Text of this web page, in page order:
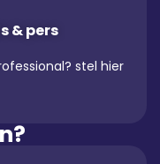
& pers
stel hier